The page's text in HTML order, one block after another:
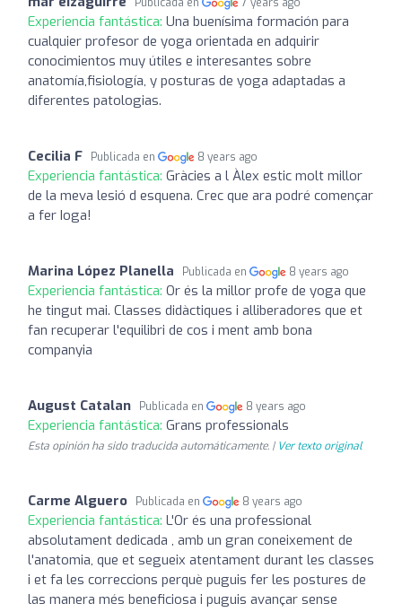
Experiencia fantástica: Una buenísima formación para
cualquier profesor de yoga orientada en adquirir
conocimientos muy útiles e interesantes sobre
anatomía,fisiología, y posturas de yoga adaptadas a
diferentes patologias.
Cecilia F Publicada en 8 years ago
Experiencia fantástica: Gràcies a l Àlex estic molt millor
de la meva lesió d esquena. Crec que ara podré començar
a fer Ioga!
Marina López Planella Publicada en 8 years ago
Experiencia fantástica: Or és la millor profe de yoga que
he tingut mai. Classes didàctiques i alliberadores que et
fan recuperar l'equilibri de cos i ment amb bona
companyia
August Catalan Publicada en 8 years ago
Experiencia fantástica: Grans professionals
Esta opinión ha sido traducida automáticamente. | Ver texto original
Carme Alguero Publicada en 8 years ago
Experiencia fantástica: L'Or és una professional
absolutament dedicada , amb un gran coneixement de
l'anatomia, que et segueix atentament durant les classes
i et fa les correccions perquè puguis fer les postures de
las manera més beneficiosa i puguis avançar sense